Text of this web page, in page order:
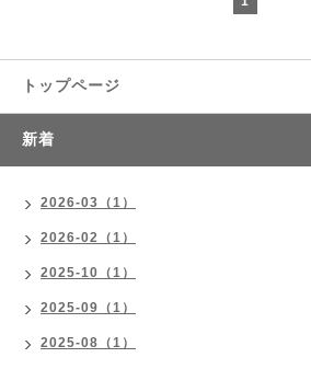
トップページ
新着
2026-03（1）
2026-02（1）
2025-10（1）
2025-09（1）
2025-08（1）